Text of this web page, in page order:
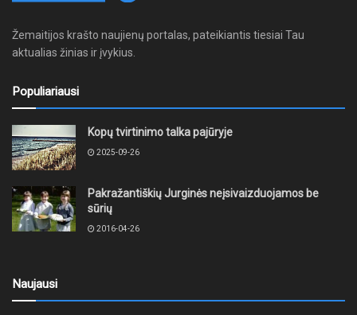
Žemaitijos krašto naujienų portalas, pateikiantis tiesiai Tau
aktualias žinias ir įvykius.
Populiariausi
Kopų tvirtinimo talka pajūryje
2025-09-26
Pakražantiškių Jurginės neįsivaizduojamos be
sūrių
2016-04-26
Naujausi